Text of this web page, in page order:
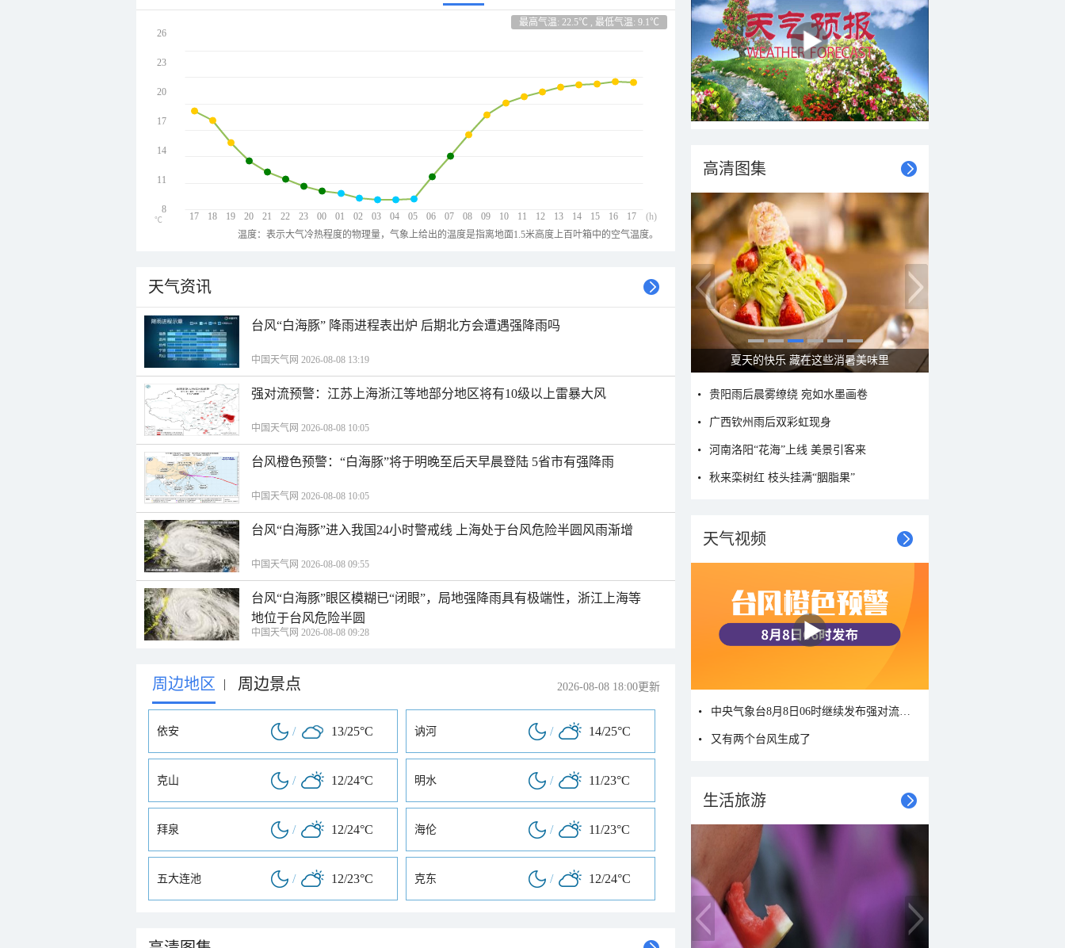
最高气温: 22.5℃ , 最低气温: 9.1℃
17 18 19 20 21 22 23 00 01 02 03 04 05 06 07 08 09 10 11 12 13 14 15 16 17
26
23
20
17
14
11
8
(h)
℃
温度：表示大气冷热程度的物理量，气象上给出的温度是指离地面1.5米高度上百叶箱中的空气温度。
天气资讯
台风“白海豚” 降雨进程表出炉 后期北方会遭遇强降雨吗
中国天气网 2026-08-08 13:19
强对流预警：江苏上海浙江等地部分地区将有10级以上雷暴大风
中国天气网 2026-08-08 10:05
台风橙色预警：“白海豚”将于明晚至后天早晨登陆 5省市有强降雨
中国天气网 2026-08-08 10:05
台风“白海豚”进入我国24小时警戒线 上海处于台风危险半圆风雨渐增
中国天气网 2026-08-08 09:55
台风“白海豚”眼区模糊已“闭眼”，局地强降雨具有极端性，浙江上海等
地位于台风危险半圆
中国天气网 2026-08-08 09:28
周边地区 | 周边景点 2026-08-08 18:00更新
依安 / 13/25°C 讷河 / 14/25°C
克山 / 12/24°C 明水 / 11/23°C
拜泉 / 12/24°C 海伦 / 11/23°C
五大连池 / 12/23°C 克东 / 12/24°C
高清图集
广西南宁：盛夏里的“绿野仙踪”
贵阳雨后晨雾缭绕 宛如水墨画卷
广西钦州雨后双彩虹现身
河南洛阳“花海”上线 美景引客来
秋来栾树红 枝头挂满“胭脂果”
天气视频
又有两个台风生成了
生活旅游